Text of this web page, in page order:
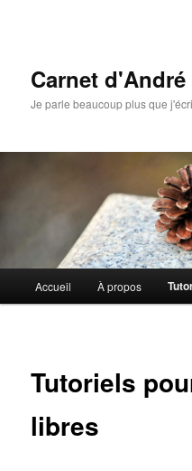
Carnet d'André
Je parle beaucoup plus que
principal
Accueil À propos
Tutoriels
libres